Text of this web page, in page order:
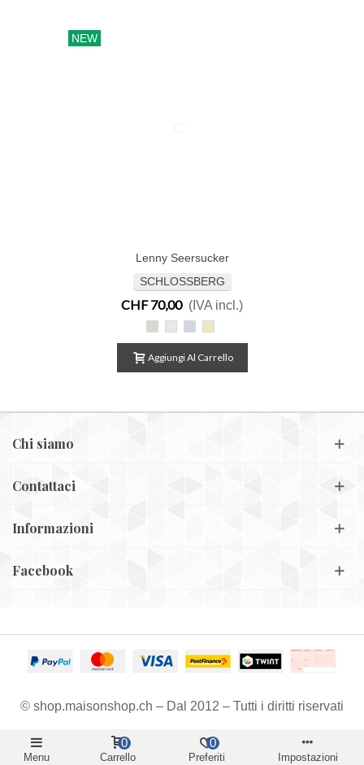
NEW
Lenny Seersucker
SCHLOSSBERG
CHF 70,00 (IVA incl.)
Aggiungi Al Carrello
Chi siamo
Contattaci
Informazioni
Facebook
© shop.maisonshop.ch – Dal 2012 – Tutti i diritti riservati
Menu Carrello
0
Preferiti
0
Impostazioni